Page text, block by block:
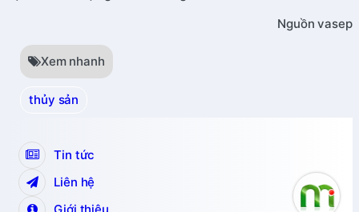
Nguồn vasep
Xem nhanh
thủy sản
Tin tức
Liên hệ